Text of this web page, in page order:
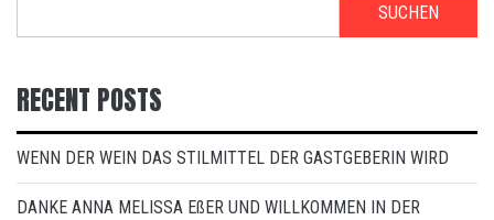
SUCHEN
RECENT POSTS
WENN DER WEIN DAS STILMITTEL DER GASTGEBERIN WIRD
DANKE ANNA MELISSA EßER UND WILLKOMMEN IN DER